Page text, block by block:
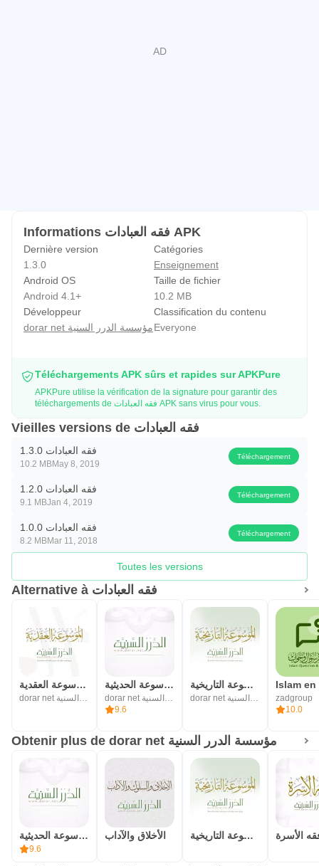
Informations فقه العبادات APK
Dernière version
1.3.0
Catégories
Enseignement
Android OS
Android 4.1+
Taille de fichier
10.2 MB
Développeur
dorar net مؤسسة الدرر السنية
Classification du contenu
Everyone
Téléchargements APK sûrs et rapides sur APKPure
APKPure utilise la vérification de la signature pour garantir des
téléchargements de فقه العبادات APK sans virus pour vous.
Vieilles versions de فقه العبادات
فقه العبادات 1.3.0
10.2 MBMay 8, 2019
Téléchargement
فقه العبادات 1.2.0
9.1 MBJan 4, 2019
Téléchargement
فقه العبادات 1.0.0
8.2 MBMar 11, 2018
Téléchargement
Toutes les versions
Alternative à فقه العبادات
الموسوعة العقدية
dorar net مؤسسة الدرر السنية
الموسوعة الحديثية
dorar net مؤسسة الدرر السنية
9.6
الموسوعة التاريخية
dorar net مؤسسة الدرر السنية
zadgroup
10.0
Obtenir plus de dorar net مؤسسة الدرر السنية
الموسوعة الحديثية
9.6
الأخلاق والآداب الموسوعة التاريخية الأسرة